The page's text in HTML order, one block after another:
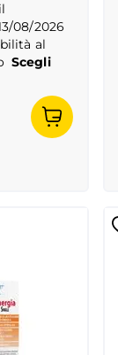
08/2026
al
Scegli